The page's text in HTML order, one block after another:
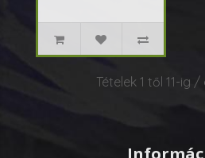
virágzáshoz. ..
Tételek 1 től 11-ig